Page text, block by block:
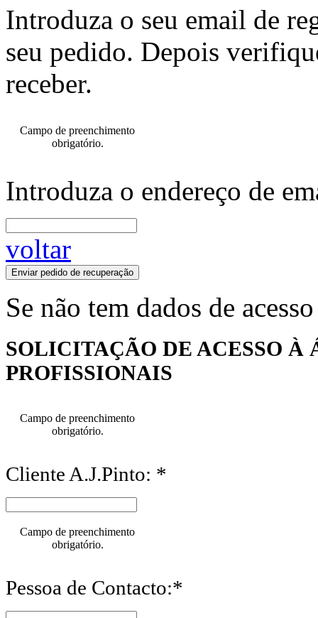
Introduza o seu email de
seu pedido. Depois
receber.
Campo de preenchimento
obrigatório.
Introduza o endereço de
voltar
Enviar pedido de recuperação
Se não tem dados de
SOLICITAÇÃO DE ACESSO À
PROFISSIONAIS
Campo de preenchimento
obrigatório.
Cliente A.J.Pinto: *
Campo de preenchimento
obrigatório.
Pessoa de Contacto:*